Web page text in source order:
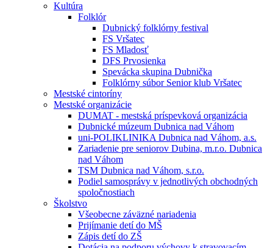
Kultúra
Folklór
Dubnický folklórny festival
FS Vršatec
FS Mladosť
DFS Prvosienka
Spevácka skupina Dubnička
Folklórny súbor Senior klub Vršatec
Mestské cintoríny
Mestské organizácie
DUMAT - mestská príspevková organizácia
Dubnické múzeum Dubnica nad Váhom
uni-POLIKLINIKA Dubnica nad Váhom, a.s.
Zariadenie pre seniorov Dubina, m.r.o. Dubnica
nad Váhom
TSM Dubnica nad Váhom, s.r.o.
Podiel samosprávy v jednotlivých obchodných
spoločnostiach
Školstvo
Všeobecne záväzné nariadenia
Prijímanie detí do MŠ
Zápis detí do ZŠ